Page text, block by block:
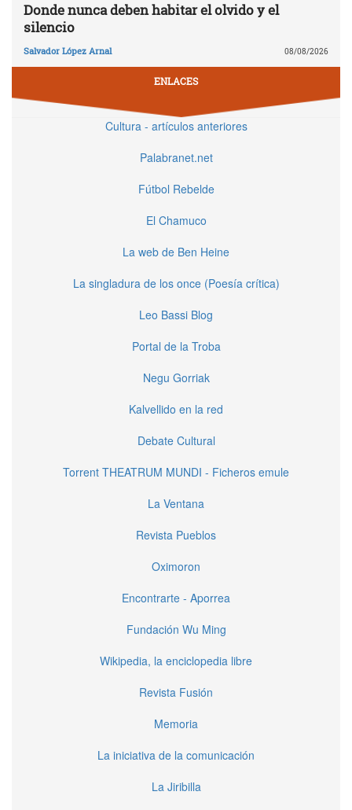
Donde nunca deben habitar el olvido y el
silencio
Salvador López Arnal 08/08/2026
ENLACES
Cultura - artículos anteriores
Palabranet.net
Fútbol Rebelde
El Chamuco
La web de Ben Heine
La singladura de los once (Poesía crítica)
Leo Bassi Blog
Portal de la Troba
Negu Gorriak
Kalvellido en la red
Debate Cultural
Torrent THEATRUM MUNDI - Ficheros emule
La Ventana
Revista Pueblos
Oximoron
Encontrarte - Aporrea
Fundación Wu Ming
Wikipedia, la enciclopedia libre
Revista Fusión
Memoria
La iniciativa de la comunicación
La Jiribilla